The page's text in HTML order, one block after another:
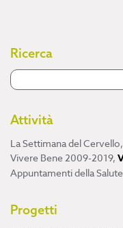
Ricerca
Attività
La Settimana del Cervello,
Vivere Bene 2009-2019,
Appuntamenti della Salute
Progetti